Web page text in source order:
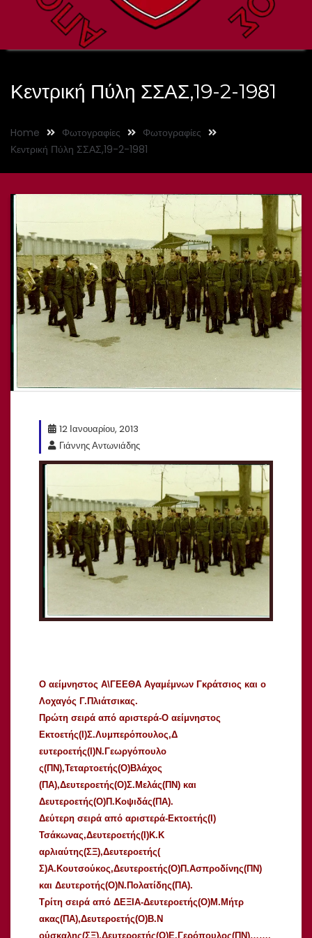
Κεντρική Πύλη ΣΣΑΣ,19-2-1981
Home Φωτογραφίες
Φωτογραφίες
Κεντρική Πύλη ΣΣΑΣ,19-2-1981
12 Ιανουαρίου, 2013
Γιάννης Αντωνιάδης
Ο αείμνηστος Α\ΓΕΕΘΑ Αγαμέμνων Γκράτσιος και ο
Λοχαγός Γ.Πλιάτσικας.
Πρώτη σειρά από αριστερά-Ο αείμνηστος
Εκτοετής(Ι)Σ.Λυμπερόπουλος,Δ
ευτεροετής(Ι)Ν.Γεωργόπουλο
ς(ΠΝ),Τεταρτοετής(Ο)Βλάχος
(ΠΑ),Δευτεροετής(Ο)Σ.Μελάς(ΠΝ) και
Δευτεροετής(Ο)Π.Κοψιδάς(ΠΑ).
Δεύτερη σειρά από αριστερά-Εκτοετής(Ι)
Τσάκωνας,Δευτεροετής(Ι)Κ.Κ
αρλιαύτης(ΣΞ),Δευτεροετής(
Σ)Α.Κουτσούκος,Δευτεροετής(Ο)Π.Ασπροδίνης(ΠΝ)
και Δευτεροτής(Ο)Ν.Πολατίδης(ΠΑ).
Τρίτη σειρά από ΔΕΞΙΑ-Δευτεροετής(Ο)Μ.Μήτρ
ακας(ΠΑ),Δευτεροετής(Ο)Β.Ν
ούσκαλης(ΣΞ),Δευτεροετής(Ο)Ε.Γερόπουλος(ΠΝ)…….